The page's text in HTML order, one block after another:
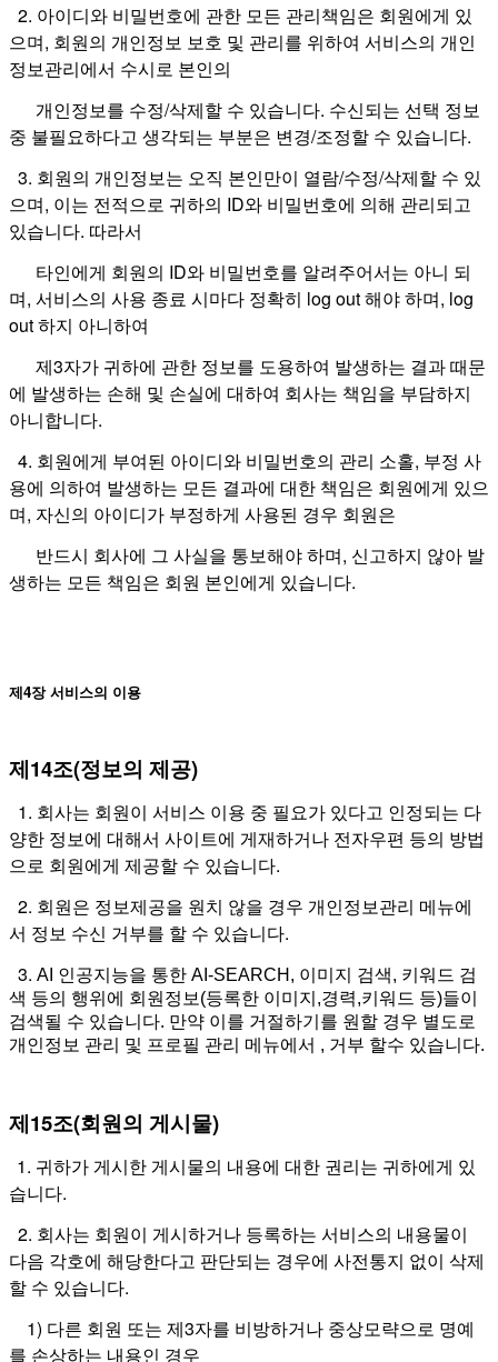
2. 아이디와 비밀번호에 관한 모든 관리책임은 회원에게 있
으며, 회원의 개인정보 보호 및 관리를 위하여 서비스의 개인
정보관리에서 수시로 본인의
개인정보를 수정/삭제할 수 있습니다. 수신되는 선택 정보
중 불필요하다고 생각되는 부분은 변경/조정할 수 있습니다.
3. 회원의 개인정보는 오직 본인만이 열람/수정/삭제할 수 있
으며, 이는 전적으로 귀하의 ID와 비밀번호에 의해 관리되고
있습니다. 따라서
타인에게 회원의 ID와 비밀번호를 알려주어서는 아니 되
며, 서비스의 사용 종료 시마다 정확히 log out 해야 하며, log
out 하지 아니하여
제3자가 귀하에 관한 정보를 도용하여 발생하는 결과때문
에 발생하는 손해 및 손실에 대하여 회사는 책임을 부담하지
아니합니다.
4. 회원에게 부여된 아이디와 비밀번호의 관리 소홀, 부정 사
용에 의하여 발생하는 모든 결과에 대한 책임은 회원에게 있으
며, 자신의 아이디가 부정하게 사용된 경우 회원은
반드시 회사에 그 사실을 통보해야 하며, 신고하지 않아 발
생하는 모든 책임은 회원 본인에게 있습니다.
제4장 서비스의 이용
제14조(정보의 제공)
1. 회사는 회원이 서비스 이용 중 필요가 있다고 인정되는 다
양한 정보에 대해서 사이트에 게재하거나 전자우편 등의 방법
으로 회원에게 제공할 수 있습니다.
2. 회원은 정보제공을 원치 않을 경우 개인정보관리 메뉴에
서 정보 수신 거부를 할 수 있습니다.
3. AI 인공지능을 통한 AI-SEARCH, 이미지 검색, 키워드 검
색 등의 행위에 회원정보(등록한 이미지,경력,키워드 등)들이
검색될 수 있습니다. 만약 이를 거절하기를 원할 경우 별도로
개인정보 관리 및 프로필 관리 메뉴에서 , 거부 할수 있습니다.
제15조(회원의 게시물)
1. 귀하가 게시한 게시물의 내용에 대한 권리는 귀하에게 있
습니다.
2. 회사는 회원이 게시하거나 등록하는 서비스의 내용물이
다음 각호에 해당한다고 판단되는 경우에 사전통지 없이 삭제
할 수 있습니다.
1) 다른 회원 또는 제3자를 비방하거나 중상모략으로 명예
를 손상하는 내용인 경우